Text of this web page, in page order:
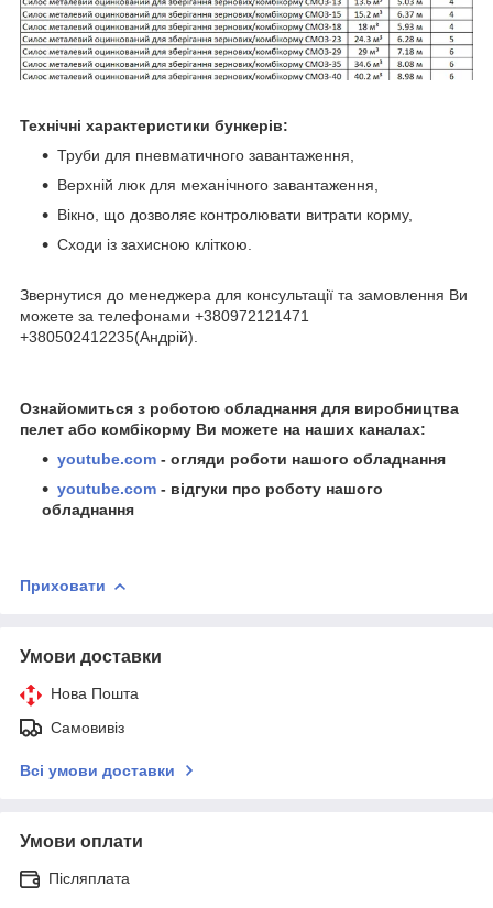
Технічні характеристики бункерів:
Труби для пневматичного завантаження,
Верхній люк для механічного завантаження,
Вікно, що дозволяє контролювати витрати корму,
Сходи із захисною кліткою.
Звернутися до менеджера для консультації та замовлення Ви
можете за телефонами +380972121471
+380502412235(Андрій).
Ознайомиться з роботою обладнання для виробництва
пелет або комбікорму Ви можете на наших каналах:
youtube.com - огляди роботи нашого обладнання
youtube.com - відгуки про роботу нашого
обладнання
Приховати
Умови доставки
Нова Пошта
Самовивіз
Всі умови доставки
Умови оплати
Післяплата